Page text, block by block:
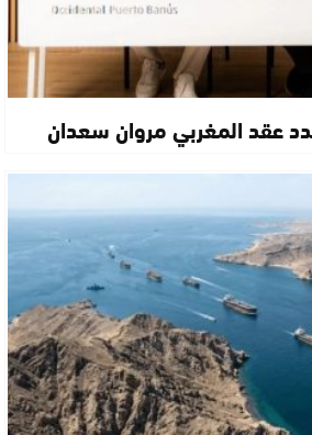
عقد المغربي مروان سعدان